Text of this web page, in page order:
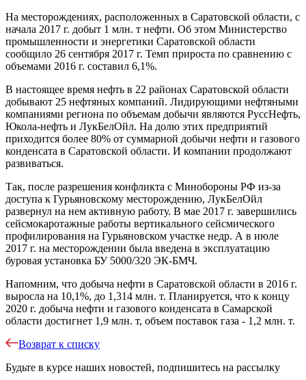
На месторождениях, расположенных в Саратовской области, с
начала 2017 г. добыт 1 млн. т нефти. Об этом Министерство
промышленности и энергетики Саратовской области
сообщило 26 сентября 2017 г. Темп прироста по сравнению с
объемами 2016 г. составил 6,1%.
В настоящее время нефть в 22 районах Саратовской области
добывают 25 нефтяных компаний. Лидирующими нефтяными
компаниями региона по объемам добычи являются РуссНефть,
Юкола-нефть и ЛукБелОйл. На долю этих предприятий
приходится более 80% от суммарной добычи нефти и газового
конденсата в Саратовской области. И компании продолжают
развиваться.
Так, после разрешения конфликта с Минобороны РФ из-за
доступа к Гурьяновскому месторождению, ЛукБелОйл
развернул на нем активную работу. В мае 2017 г. завершились
сейсмокаротажные работы вертикального сейсмического
профилирования на Гурьяновском участке недр. А в июле
2017 г. на месторождении была введена в эксплуатацию
буровая установка БУ 5000/320 ЭК-БМЧ.
Напомним, что добыча нефти в Саратовской области в 2016 г.
выросла на 10,1%, до 1,314 млн. т. Планируется, что к концу
2020 г. добыча нефти и газового конденсата в Самарской
области достигнет 1,9 млн. т, объем поставок газа - 1,2 млн. т.
Возврат к списку
Будьте в курсе наших новостей, подпишитесь на рассылку